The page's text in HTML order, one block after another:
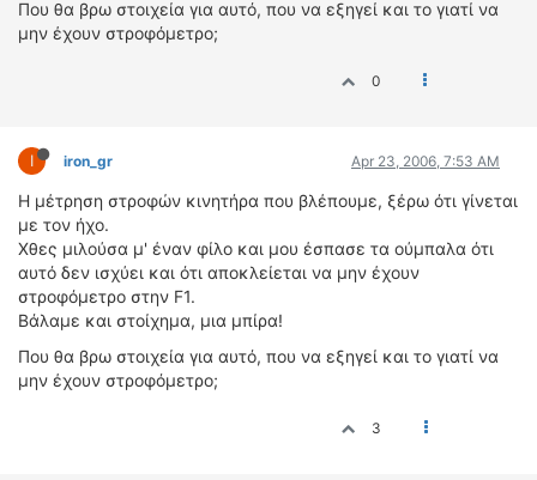
Που θα βρω στοιχεία για αυτό, που να εξηγεί και το γιατί να
μην έχουν στροφόμετρο;
0
I iron_gr Apr 23, 2006, 7:53 AM
Η μέτρηση στροφών κινητήρα που βλέπουμε, ξέρω ότι γίνεται
με τον ήχο.
Χθες μιλούσα μ' έναν φίλο και μου έσπασε τα ούμπαλα ότι
αυτό δεν ισχύει και ότι αποκλείεται να μην έχουν
στροφόμετρο στην F1.
Βάλαμε και στοίχημα, μια μπίρα!
Που θα βρω στοιχεία για αυτό, που να εξηγεί και το γιατί να
μην έχουν στροφόμετρο;
3
ΕΛΛΗΝΙΚΟΙ ΑΓΩΝΕΣ
ΜΟΝΤΕΛΑ
ΚΑΤΑΣΚΕΥΑΣΤΕΣ
ΠΡΟΣΩΠΙΚΟΤΗΤΕΣ
ΑΓΩΝΙΣΤΙΚΑ ΑΥΤΟΚΙΝΗΤΑ
ΑΓΩΝΕΣ/ΔΙΟΡΓΑΝΩΣΕΙΣ
ΠΩΛΗΣΕΙΣ